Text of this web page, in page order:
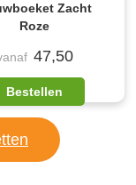
Zacht
Roze
47,50
Bestellen